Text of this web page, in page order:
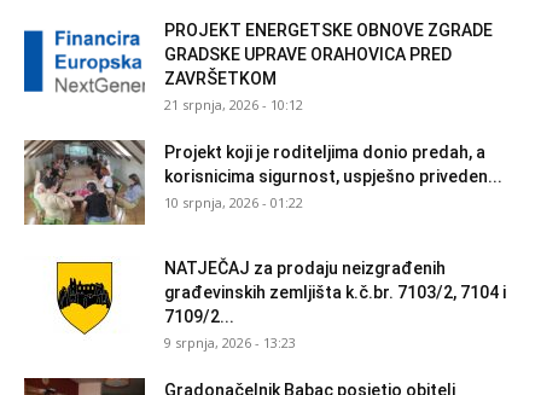
PROJEKT ENERGETSKE OBNOVE ZGRADE
GRADSKE UPRAVE ORAHOVICA PRED
ZAVRŠETKOM
21 srpnja, 2026 - 10:12
Projekt koji je roditeljima donio predah, a
korisnicima sigurnost, uspješno priveden...
10 srpnja, 2026 - 01:22
NATJEČAJ za prodaju neizgrađenih
građevinskih zemljišta k.č.br. 7103/2, 7104 i
7109/2...
9 srpnja, 2026 - 13:23
Gradonačelnik Babac posjetio obitelj